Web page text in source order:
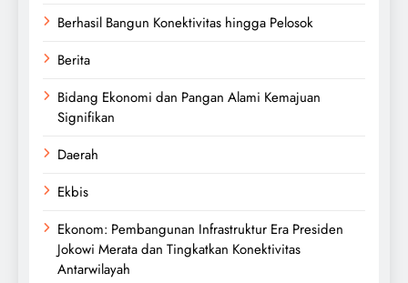
Berhasil Bangun Konektivitas hingga Pelosok
Berita
Bidang Ekonomi dan Pangan Alami Kemajuan
Signifikan
Daerah
Ekbis
Ekonom: Pembangunan Infrastruktur Era Presiden
Jokowi Merata dan Tingkatkan Konektivitas
Antarwilayah